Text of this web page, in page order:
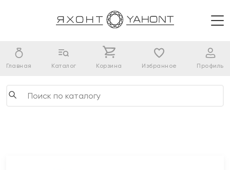
Главная Каталог Корзина Избранное Профиль